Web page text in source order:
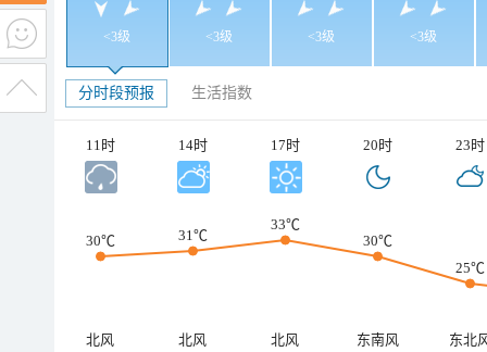
<3级 <3级 <3级 <3级
分时段预报 生活指数
11时 14时 17时 20时 23时
30℃ 31℃
33℃
30℃
25℃
北风 北风 北风 东南风
东北